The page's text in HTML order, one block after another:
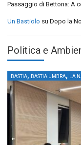
Passaggio di Bettona: A
Un Bastiolo su Dopo la
Politica e
BASTIA, BASTIA UMBRA, LA